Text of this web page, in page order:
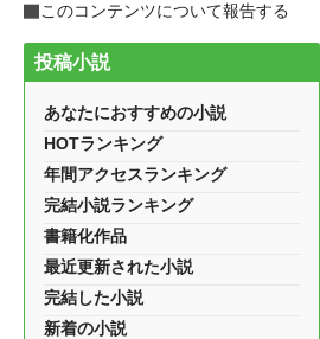
このコンテンツについて報告する
投稿小説
あなたにおすすめの小説
HOTランキング
年間アクセスランキング
完結小説ランキング
書籍化作品
最近更新された小説
完結した小説
新着の小説